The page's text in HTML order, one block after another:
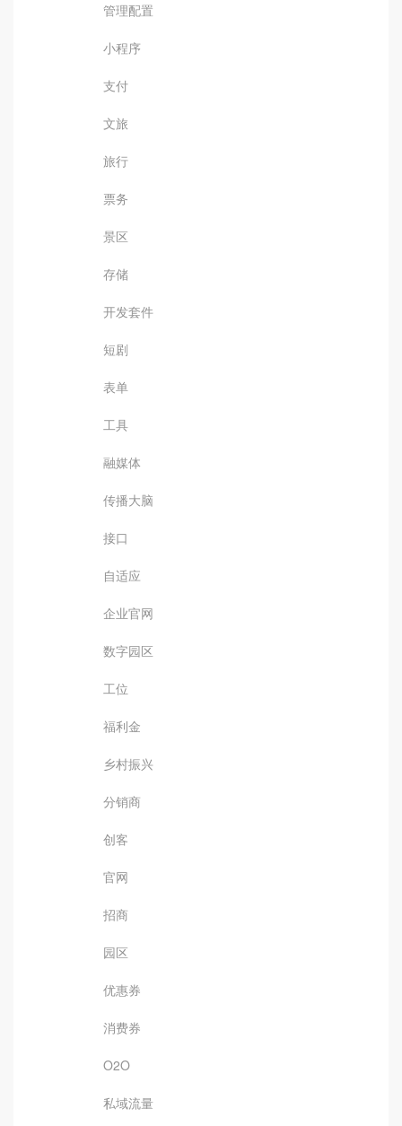
管理配置
小程序
支付
文旅
旅行
票务
景区
存储
开发套件
短剧
表单
工具
融媒体
传播大脑
接口
自适应
企业官网
数字园区
工位
福利金
乡村振兴
分销商
创客
官网
招商
园区
优惠券
消费券
O2O
私域流量